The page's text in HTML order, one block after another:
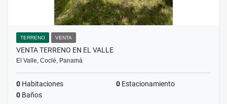
TERRENO VENTA
VENTA TERRENO EN EL VALLE
El Valle, Coclé, Panamá
0 Habitaciones 0 Estacionamiento
0 Baños